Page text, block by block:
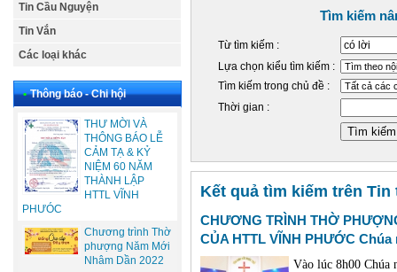
Tin Cầu Nguyện
Tin Vắn
Các loại khác
• Thông báo - Chi hội
THƯ MỜI VÀ
THÔNG BÁO LỄ
CẢM TẠ & KỶ
NIỆM 60 NĂM
THÀNH LẬP
HTTL VĨNH
PHƯÓC
Chương trình Thờ
phượng Năm Mới
Nhâm Dần 2022
Tìm kiếm
Từ tìm kiếm :
Lựa chọn kiểu tìm kiếm :
Tìm kiếm trong chủ đề :
Thời gian :
Kết quả tìm kiếm trên Tin
CHƯƠNG TRÌNH THỜ
CỦA HTTL VĨNH PHƯỚC Chúa
Vào lúc 8h00 Chúa